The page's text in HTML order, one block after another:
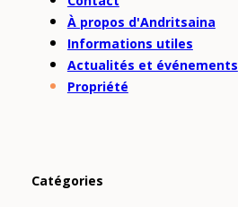
À propos d'Andritsaina
Informations utiles
Actualités et événements
Propriété
Catégories